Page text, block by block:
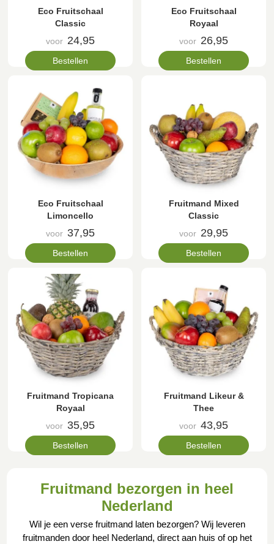
Eco Fruitschaal
Classic
voor 24,95
Bestellen
Eco Fruitschaal
Royaal
voor 26,95
Bestellen
Eco Fruitschaal
Limoncello
voor 37,95
Bestellen
Fruitmand Mixed
Classic
voor 29,95
Bestellen
Fruitmand Tropicana
Royaal
voor 35,95
Bestellen
Fruitmand Likeur &
Thee
voor 43,95
Bestellen
Fruitmand bezorgen in heel
Nederland
Wil je een verse fruitmand laten bezorgen? Wij leveren
fruitmanden door heel Nederland, direct aan huis of op het